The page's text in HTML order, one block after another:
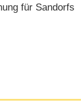
für Sandorfs